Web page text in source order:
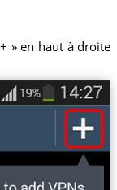
» en haut à droite